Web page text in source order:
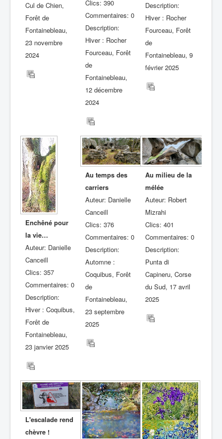
Cul de Chien,
Forêt de
Fontainebleau,
23 novembre
2024
Clics: 390
Commentaires: 0
Description:
Hiver : Rocher
Fourceau, Forêt
de
Fontainebleau,
12 décembre
2024
Description:
Hiver : Rocher
Fourceau, Forêt
de
Fontainebleau, 9
février 2025
Enchêné pour
la vie…
Auteur: Danielle
Canceill
Clics: 357
Commentaires: 0
Description:
Hiver : Coquibus,
Forêt de
Fontainebleau,
23 janvier 2025
Au temps des
carriers
Auteur: Danielle
Canceill
Clics: 376
Commentaires: 0
Description:
Automne :
Coquibus, Forêt
de
Fontainebleau,
23 septembre
2025
Au milieu de la
mélée
Auteur: Robert
Mizrahi
Clics: 401
Commentaires: 0
Description:
Punta di
Capineru, Corse
du Sud, 17 avril
2025
L'escalade rend
chèvre !